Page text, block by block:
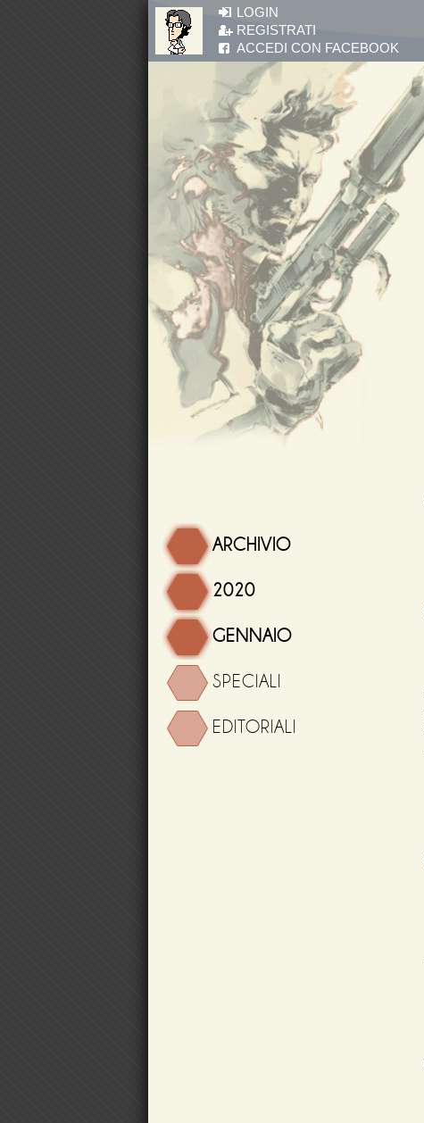
Salta al contenuto principale
LOGIN
REGISTRATI
ACCEDI CON FACEBOOK
ARCHIVIO
2020
GENNAIO
SPECIALI
EDITORIALI